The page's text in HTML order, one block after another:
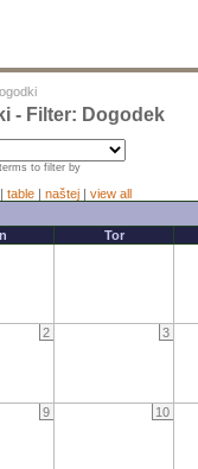
- Filter: Dogodek
to filter by
| table | naštej | view all
Tor
2 3
9 10